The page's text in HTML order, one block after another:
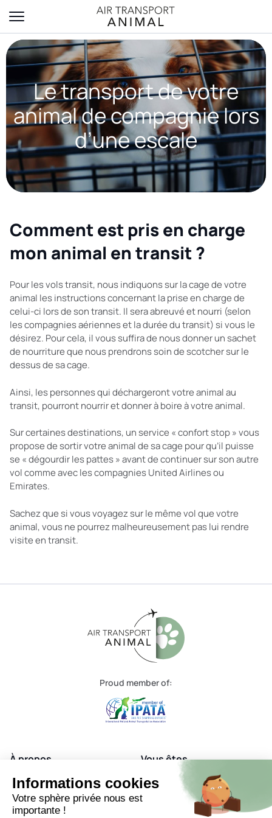
Le transport de votre
animal de compagnie lors
d’une escale
Comment est pris en charge
mon animal en transit ?
Pour les vols transit, nous indiquons sur la cage de votre
animal les instructions concernant la prise en charge de
celui-ci lors de son transit. Il sera abreuvé et nourri (selon
les compagnies aériennes et la durée du transit) si vous le
désirez. Pour cela, il vous suffira de nous donner un sachet
de nourriture que nous prendrons soin de scotcher sur le
dessus de sa cage.
Ainsi, les personnes qui déchargeront votre animal au
transit, pourront nourrir et donner à boire à votre animal.
Sur certaines destinations, un service « confort stop » vous
propose de sortir votre animal de sa cage pour qu’il puisse
se « dégourdir les pattes » avant de continuer sur son autre
vol comme avec les compagnies United Airlines ou
Emirates.
Sachez que si vous voyagez sur le même vol que votre
animal, vous ne pourrez malheureusement pas lui rendre
visite en transit.
Proud member of:
À propos
Vous êtes
Nos services
Nos destinations
FAQ
Contact
Informations cookies
Votre sphère privée nous est
importante !